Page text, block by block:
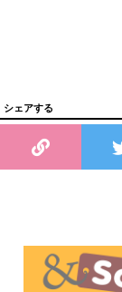
シェアする